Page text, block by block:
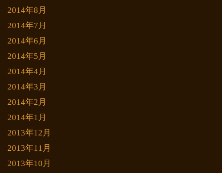
2014年8月
2014年7月
2014年6月
2014年5月
2014年4月
2014年3月
2014年2月
2014年1月
2013年12月
2013年11月
2013年10月